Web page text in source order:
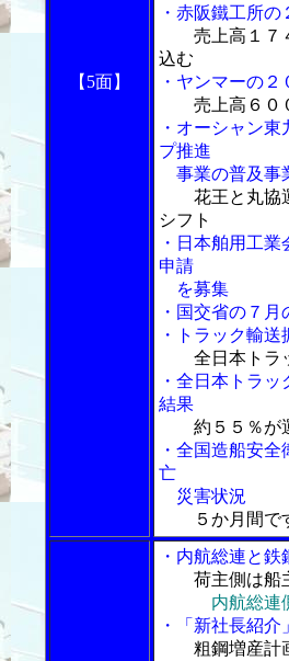
【5面】
・赤阪鐵工所
売上高１７
込む
・ヤンマーの
売上高６０
・オーシャン
プ推進
事業の普及事
花王と丸協
シフト
・日本舶用工
申請
を募集
・国交省の７
・トラック輸
全日本トラ
・全日本トラ
結果
約５５％が
・全国造船安
亡
災害状況
５か月間
・内航総連と
荷主側は船
内航総連
・「新社長紹介
粗鋼増産計